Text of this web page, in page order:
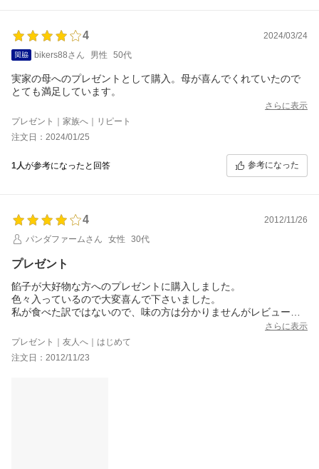
4
2024/03/24
bikers88さん
男性 50代
実家の母へのプレゼントとして購入。母が喜んでくれていたので
とても満足しています。
さらに表示
プレゼント｜家族へ｜リピート
注文日：2024/01/25
1人が参考になったと回答 参考になった
4
2012/11/26
パンダファームさん
女性 30代
プレゼント
餡子が大好物な方へのプレゼントに購入しました。
色々入っているので大変喜んで下さいました。
私が食べた訳ではないので、味の方は分かりませんがレビューも
注文した当日に配送して下さったので、翌日には届きました。
大変好印象です。
また機会があったら利用させて頂きたいと思います。
さらに表示
プレゼント｜友人へ｜はじめて
注文日：2012/11/23